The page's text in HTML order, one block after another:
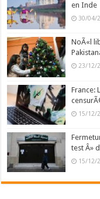
en Inde
30/04/
NoÃ«l
23/12/
France:
15/12/
test Â»
15/12/